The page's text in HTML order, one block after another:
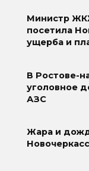
Министр
посетила
ущерба и
В Ростове-
уголовное
АЗС
Жара и